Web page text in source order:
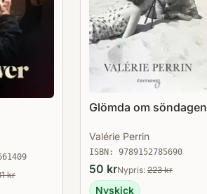
kr
Glömda om söndagen
Valérie Perrin
ISBN: 9789152785690
50 krNypris: 223kr
Nyskick